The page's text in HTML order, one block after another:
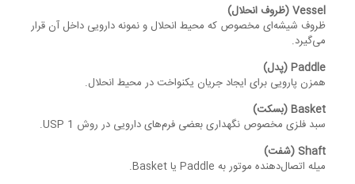
Vessel (ظروف انحلال)
ظروف شیشه‌ای مخصوص که محیط انحلال و نمونه دارویی داخل آن قرار
می‌گیرد.
Paddle (پدل)
همزن پارویی برای ایجاد جریان یکنواخت در محیط انحلال.
Basket (بسکت)
سبد فلزی مخصوص نگهداری بعضی فرم‌های دارویی در روش USP 1.
Shaft (شفت)
میله اتصال‌دهنده موتور به Paddle یا Basket.